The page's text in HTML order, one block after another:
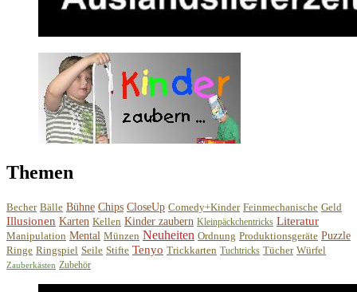
Themen
Becher Bälle Bühne Chips CloseUp Comedy+Kinder Feinmechanische Geld
Illusionen Karten Kellen Kinder zaubern Kleinpäckchentricks Literatur
Manipulation Mental Münzen Neuheiten Ordnung Produktionsgeräte Puzzle
Ringe Ringspiel Seile Stifte Tenyo Trickkarten Tuchtricks Tücher Würfel
Zauberkästen Zubehör